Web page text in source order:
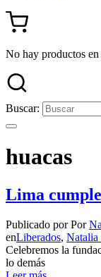
No hay productos
Buscar:
huacas
Lima
Publicado por Por
enLiberados, Natalia
Celebremos la
lo demás